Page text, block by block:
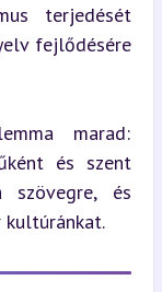
terjedését
fejlődésére
marad:
és szent
és